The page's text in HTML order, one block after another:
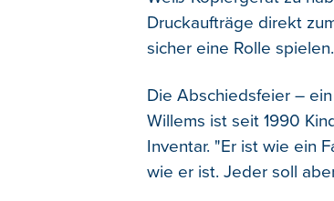
Druckaufträge direkt
sicher eine Rolle
Die Abschiedsfeier –
Willems ist seit 1990
Inventar. "Er ist wie ein
wie er ist. Jeder soll